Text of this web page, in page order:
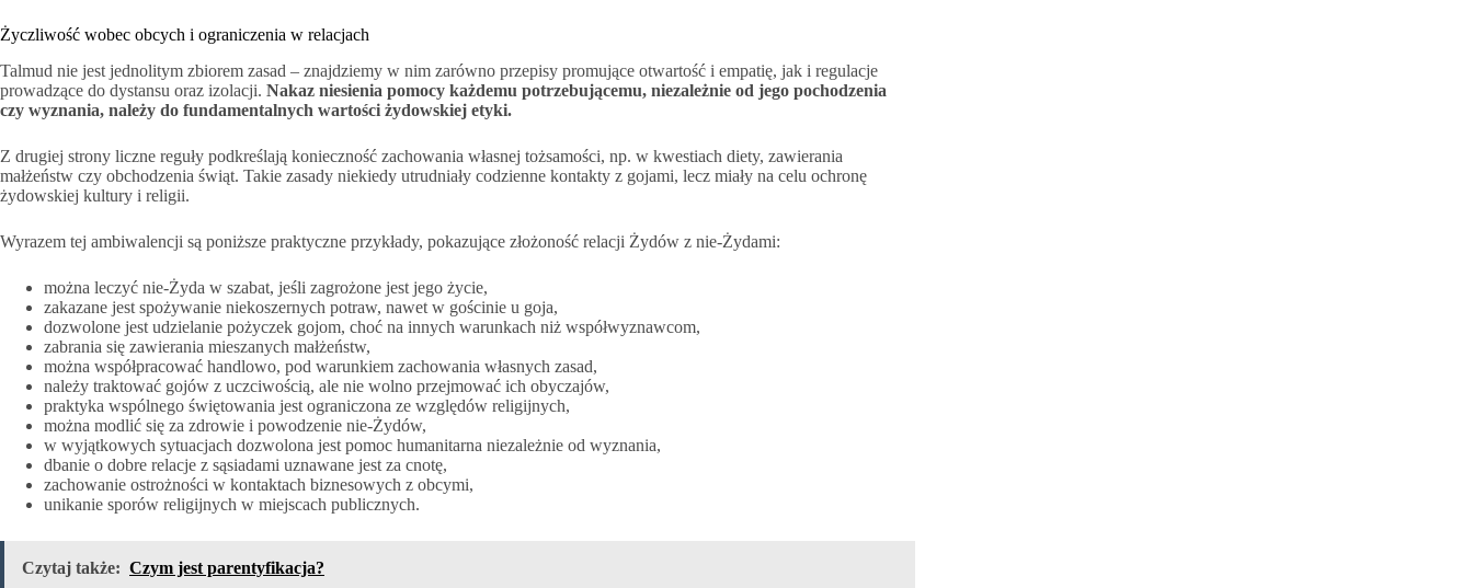
Życzliwość wobec obcych i ograniczenia w relacjach
Talmud nie jest jednolitym zbiorem zasad – znajdziemy w nim zarówno przepisy promujące otwartość i empatię, jak i regulacje
prowadzące do dystansu oraz izolacji. Nakaz niesienia pomocy każdemu potrzebującemu, niezależnie od jego pochodzenia
czy wyznania, należy do fundamentalnych wartości żydowskiej etyki.
Z drugiej strony liczne reguły podkreślają konieczność zachowania własnej tożsamości, np. w kwestiach diety, zawierania
małżeństw czy obchodzenia świąt. Takie zasady niekiedy utrudniały codzienne kontakty z gojami, lecz miały na celu ochronę
żydowskiej kultury i religii.
Wyrazem tej ambiwalencji są poniższe praktyczne przykłady, pokazujące złożoność relacji Żydów z nie-Żydami:
można leczyć nie-Żyda w szabat, jeśli zagrożone jest jego życie,
zakazane jest spożywanie niekoszernych potraw, nawet w gościnie u goja,
dozwolone jest udzielanie pożyczek gojom, choć na innych warunkach niż współwyznawcom,
zabrania się zawierania mieszanych małżeństw,
można współpracować handlowo, pod warunkiem zachowania własnych zasad,
należy traktować gojów z uczciwością, ale nie wolno przejmować ich obyczajów,
praktyka wspólnego świętowania jest ograniczona ze względów religijnych,
można modlić się za zdrowie i powodzenie nie-Żydów,
w wyjątkowych sytuacjach dozwolona jest pomoc humanitarna niezależnie od wyznania,
dbanie o dobre relacje z sąsiadami uznawane jest za cnotę,
zachowanie ostrożności w kontaktach biznesowych z obcymi,
unikanie sporów religijnych w miejscach publicznych.
Czytaj także: Czym jest parentyfikacja?